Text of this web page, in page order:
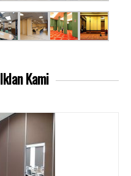
Iklan Kami